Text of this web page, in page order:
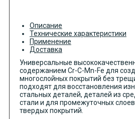
Описание
Технические характеристики
Применение
Доставка
Универсальные
содержанием Cr-C-Mn-Fe для
многослойных покрытий без
подходят для восстановления
стальных деталей, деталей из
стали и для промежуточных
твердых покрытий.